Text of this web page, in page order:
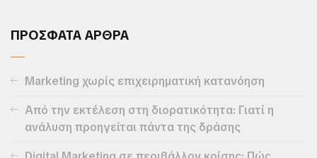
ΠΡΟΣΦΑΤΑ ΑΡΘΡΑ
Marketing χωρίς επιχειρηματική κατανόηση
Από την εκτέλεση στη διορατικότητα: Γιατί η
ανάλυση προηγείται πάντα της δράσης